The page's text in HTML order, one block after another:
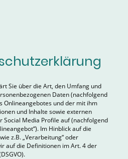
Sie über die Art, den Umfang und
Daten (nachfolgend
Onlineangebotes und der mit ihm
und Inhalte sowie externen
Social Media Profile auf (nachfolgend
Im Hinblick auf die
z.B. „Verarbeitung“ oder
auf die Definitionen im Art. 4 der